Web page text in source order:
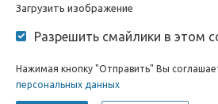
Загрузить изображение
Разрешить смайлики в этом
Нажимая кнопку "Отправить" Вы
персональных данных